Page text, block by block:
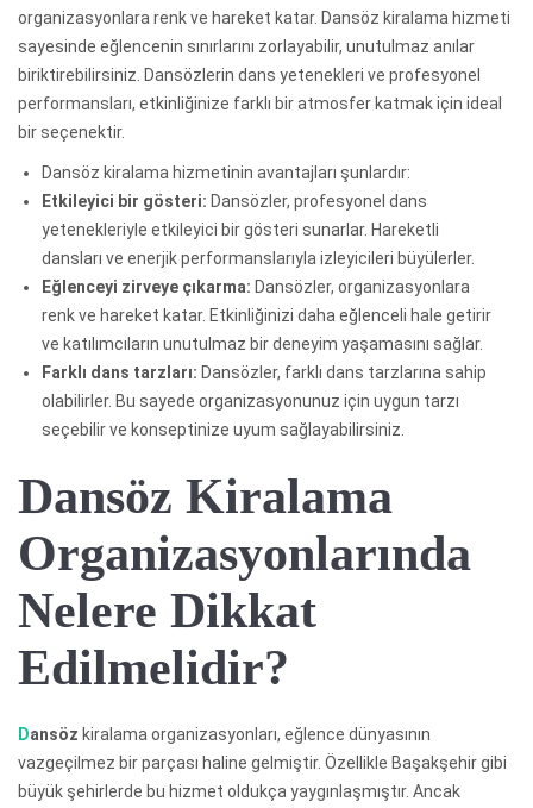
organizasyonlara renk ve hareket katar. Dansöz kiralama hizmeti
sayesinde eğlencenin sınırlarını zorlayabilir, unutulmaz anılar
biriktirebilirsiniz. Dansözlerin dans yetenekleri ve profesyonel
performansları, etkinliğinize farklı bir atmosfer katmak için ideal
bir seçenektir.
Dansöz kiralama hizmetinin avantajları şunlardır:
Etkileyici bir gösteri: Dansözler, profesyonel dans
yetenekleriyle etkileyici bir gösteri sunarlar. Hareketli
dansları ve enerjik performanslarıyla izleyicileri büyülerler.
Eğlenceyi zirveye çıkarma: Dansözler, organizasyonlara
renk ve hareket katar. Etkinliğinizi daha eğlenceli hale getirir
ve katılımcıların unutulmaz bir deneyim yaşamasını sağlar.
Farklı dans tarzları: Dansözler, farklı dans tarzlarına sahip
olabilirler. Bu sayede organizasyonunuz için uygun tarzı
seçebilir ve konseptinize uyum sağlayabilirsiniz.
Dansöz Kiralama
Organizasyonlarında
Nelere Dikkat
Edilmelidir?
Dansöz kiralama organizasyonları, eğlence dünyasının
vazgeçilmez bir parçası haline gelmiştir. Özellikle Başakşehir gibi
büyük şehirlerde bu hizmet oldukça yaygınlaşmıştır. Ancak